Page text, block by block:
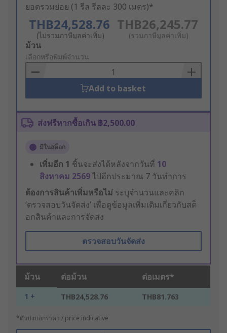
ยอดรวมย่อย (1 รีล รีลละ 300 เมตร)*
THB24,528.76
(ไม่รวมภาษีมูลค่าเพิ่ม)
THB26,245.77
(รวมภาษีมูลค่าเพิ่ม)
Add
to
Basket
ม้วน
เลือกหรือพิมพ์จำนวน
Add to basket
ส่งฟรีหากซื้อเกิน ฿2,500.00
มีในสต็อก
เพิ่มอีก 1 ชิ้นจะส่งได้หลังจากวันที่ 10
สิงหาคม 2569ไปอีกประมาณ 7 วันทำการ
ต้องการสินค้าเพิ่มหรือไม่ ระบุจำนวนและคลิก
‘ตรวจสอบวันจัดส่ง’ เพื่อดูข้อมูลเพิ่มเติมเกี่ยวกับสต็
อกสินค้าและการจัดส่ง
ตรวจสอบวันจัดส่ง
ม้วน ต่อม้วน ต่อเมตร*
1 + THB24,528.76 THB81.763
*ตัวบ่งบอกราคา / price indicative